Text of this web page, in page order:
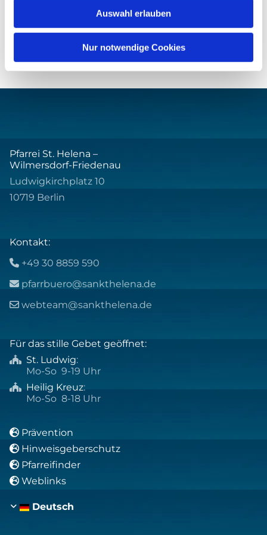
Auswahl erlauben
Nur notwendige Cookies
Pfarrei St. Helena –
Wilmersdorf-Friedenau
Ludwigkirchplatz 10
10719 Berlin
Kontakt:
 +49 30 8859 590
 pfarrbuero@sankthelena.de
 webteam@sankthelena.de
Für das stille Gebet geöffnet:
 St. Ludwig:
Mo-So 9-19 Uhr
 Heilig Kreuz:
Mo-So 8-18 Uhr
 Prävention
 Hinweisgeberschutz
 Pfarreifinder
 Weblinks
Deutsch